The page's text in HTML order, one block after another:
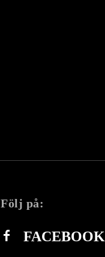
Följ på:
FACEBOOK